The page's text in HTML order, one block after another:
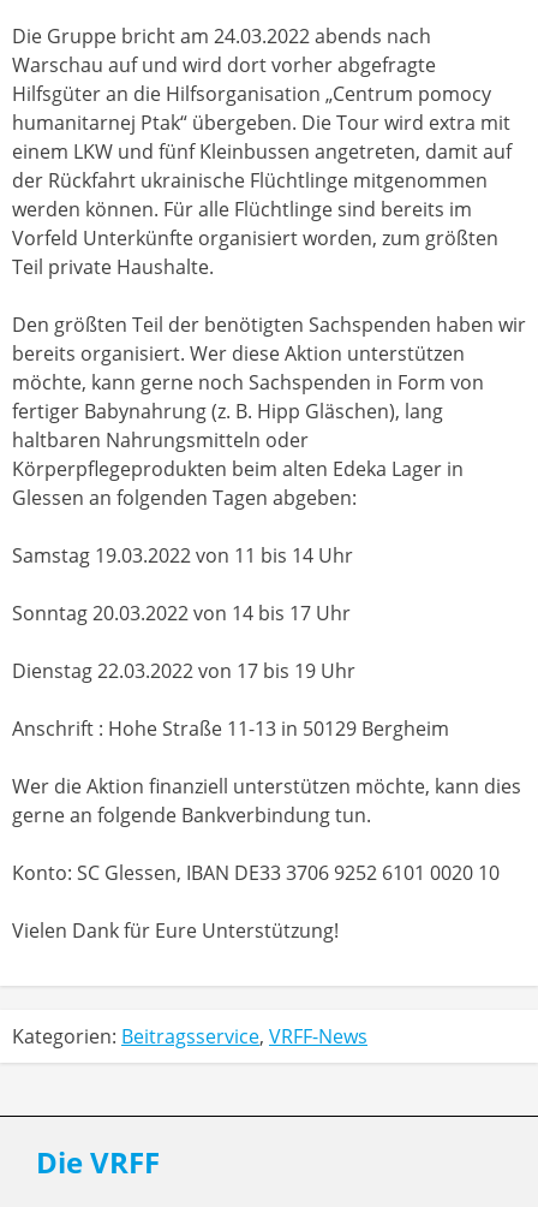
Die Gruppe bricht am 24.03.2022 abends nach
Warschau auf und wird dort vorher abgefragte
Hilfsgüter an die Hilfsorganisation „Centrum pomocy
humanitarnej Ptak“ übergeben. Die Tour wird extra mit
einem LKW und fünf Kleinbussen angetreten, damit auf
der Rückfahrt ukrainische Flüchtlinge mitgenommen
werden können. Für alle Flüchtlinge sind bereits im
Vorfeld Unterkünfte organisiert worden, zum größten
Teil private Haushalte.
Den größten Teil der benötigten Sachspenden haben wir
bereits organisiert. Wer diese Aktion unterstützen
möchte, kann gerne noch Sachspenden in Form von
fertiger Babynahrung (z. B. Hipp Gläschen), lang
haltbaren Nahrungsmitteln oder
Körperpflegeprodukten beim alten Edeka Lager in
Glessen an folgenden Tagen abgeben:
Samstag 19.03.2022 von 11 bis 14 Uhr
Sonntag 20.03.2022 von 14 bis 17 Uhr
Dienstag 22.03.2022 von 17 bis 19 Uhr
Anschrift : Hohe Straße 11-13 in 50129 Bergheim
Wer die Aktion finanziell unterstützen möchte, kann dies
gerne an folgende Bankverbindung tun.
Konto: SC Glessen, IBAN DE33 3706 9252 6101 0020 10
Vielen Dank für Eure Unterstützung!
Kategorien: Beitragsservice, VRFF-News
Die VRFF